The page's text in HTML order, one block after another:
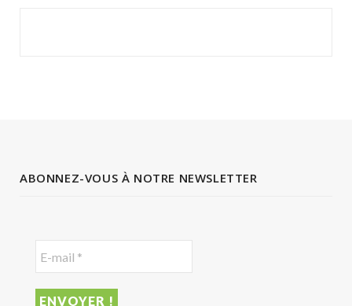
ABONNEZ-VOUS À NOTRE NEWSLETTER